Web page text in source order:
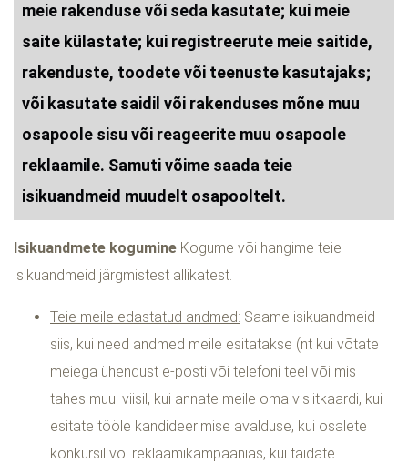
meie rakenduse või seda kasutate; kui meie
saite külastate; kui registreerute meie saitide,
rakenduste, toodete või teenuste kasutajaks;
või kasutate saidil või rakenduses mõne muu
osapoole sisu või reageerite muu osapoole
reklaamile. Samuti võime saada teie
isikuandmeid muudelt osapooltelt.
Isikuandmete kogumine Kogume või hangime teie
isikuandmeid järgmistest allikatest.
Teie meile edastatud andmed: Saame isikuandmeid
siis, kui need andmed meile esitatakse (nt kui võtate
meiega ühendust e-posti või telefoni teel või mis
tahes muul viisil, kui annate meile oma visiitkaardi, kui
esitate tööle kandideerimise avalduse, kui osalete
konkursil või reklaamikampaanias, kui täidate